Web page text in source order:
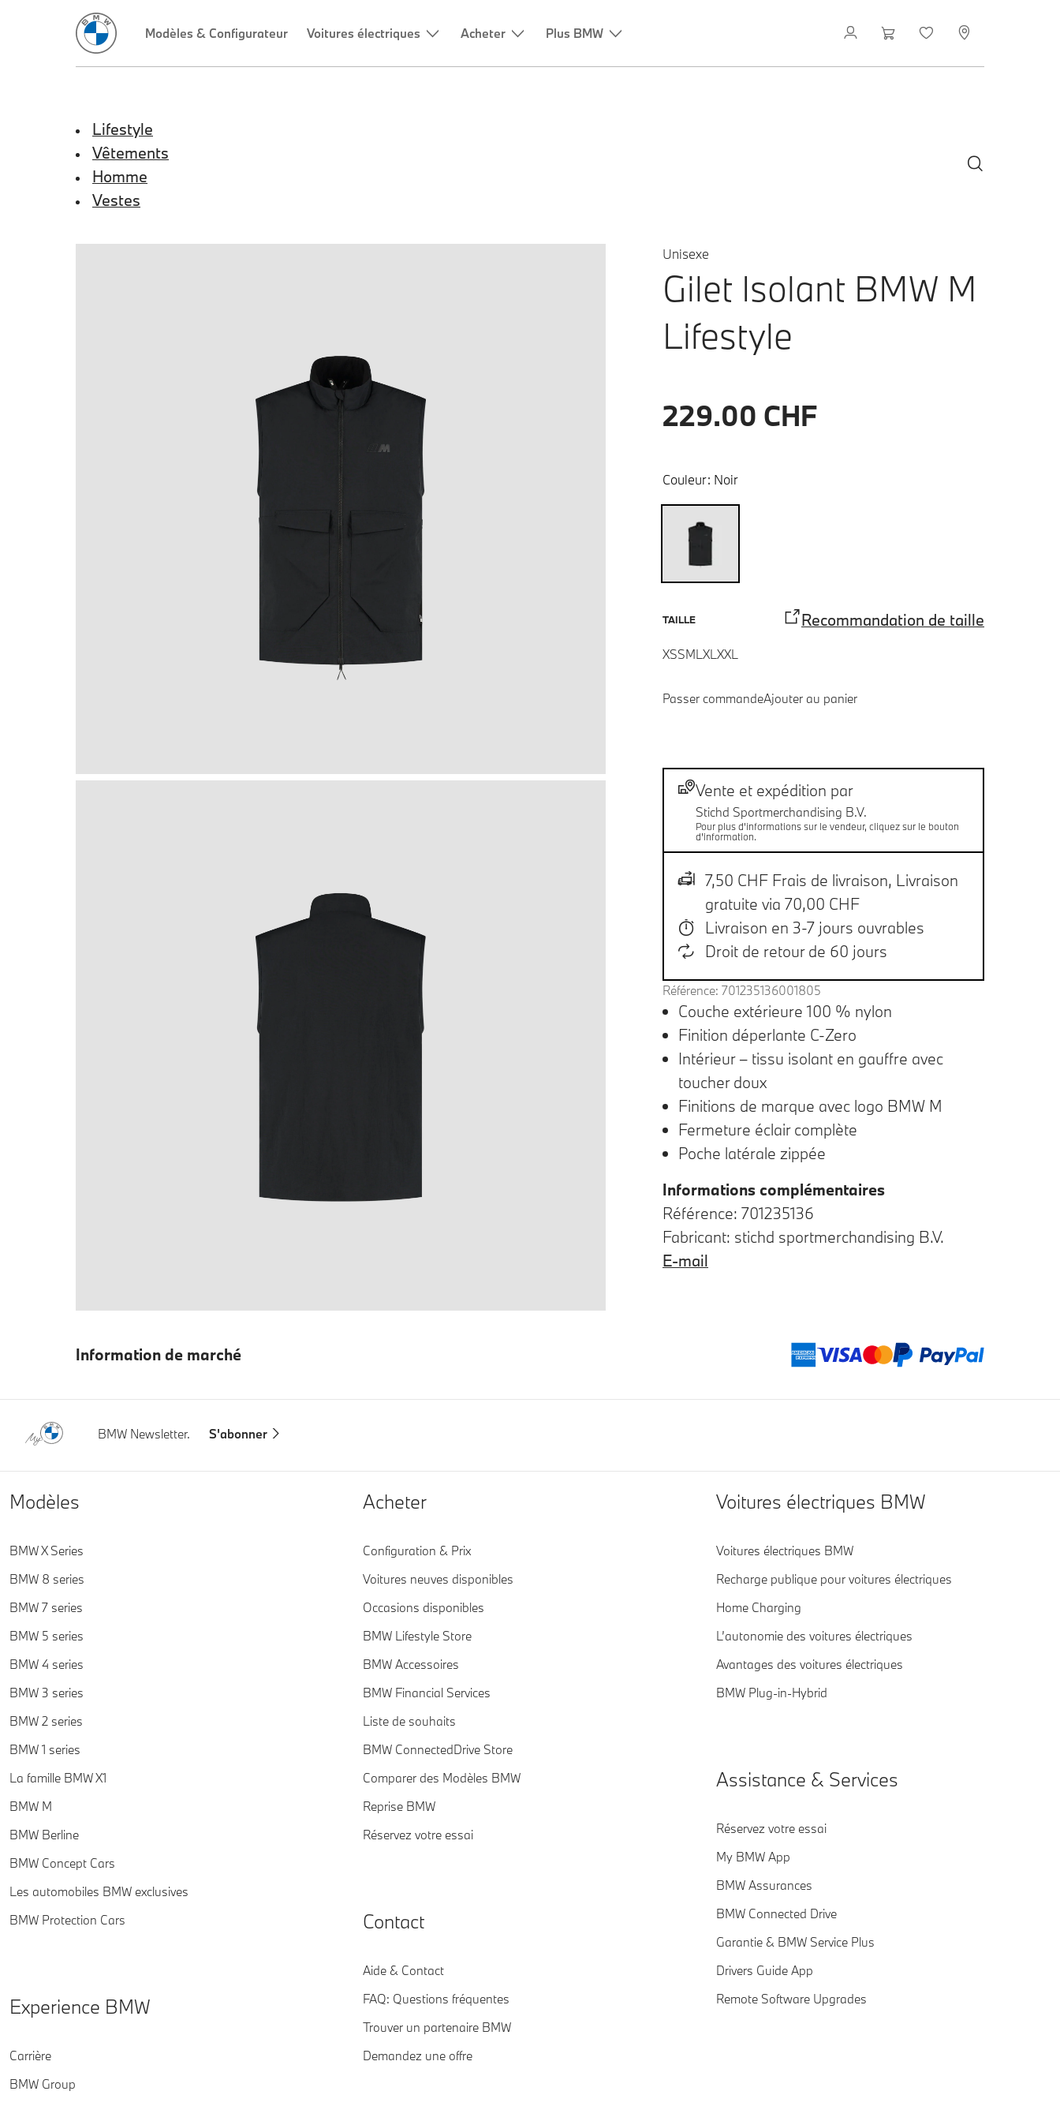
Lifestyle
Vêtements
Homme
Vestes
Unisexe
Gilet Isolant BMW M
Lifestyle
229.00 CHF
Couleur: Noir
TAILLE Recommandation de taille
XSSMLXLXXL
Passer commandeAjouter au panier
Notes de bas de page
Livraison
Vente et expédition par
Stichd Sportmerchandising B.V.
Pour plus d'informations sur le vendeur, cliquez sur le bouton
d'information.
7,50 CHF Frais de livraison, Livraison
gratuite via 70,00 CHF
Livraison en 3-7 jours ouvrables
Droit de retour de 60 jours
Référence: 701235136001805
Couche extérieure 100 % nylon
Finition déperlante C-Zero
Intérieur – tissu isolant en gauffre avec
toucher doux
Finitions de marque avec logo BMW M
Fermeture éclair complète
Poche latérale zippée
Informations complémentaires
Référence: 701235136
Fabricant: stichd sportmerchandising B.V.
E-mail
Information de marché